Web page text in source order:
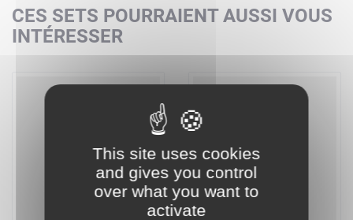
CES SETS POURRAIENT AUSSI VOUS
INTÉRESSER
This site uses cookies
and gives you control
over what you want to
activate